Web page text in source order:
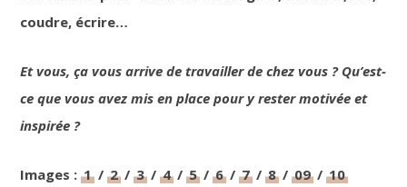
coudre, écrire…
Et vous, ça vous arrive de travailler de chez vous ? Qu’est-
ce que vous avez mis en place pour y rester motivée et
inspirée ?
Images :1 /2 /3 /4 /5 /6 /7 /8 /09 /10